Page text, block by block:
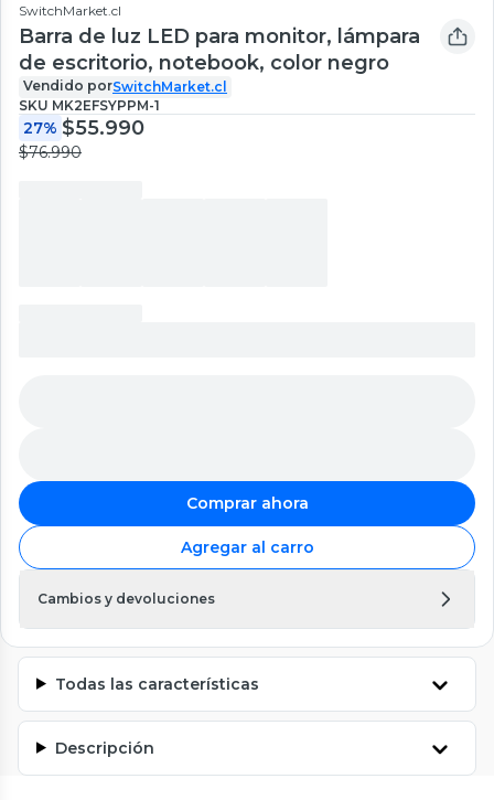
SwitchMarket.cl
Barra de luz LED para monitor, lámpara
de escritorio, notebook, color negro
Vendido porSwitchMarket.cl
SKU MK2EFSYPPM-1
27% $55.990
$76.990
Comprar ahora
Agregar al carro
Cambios y devoluciones
Todas las características
Descripción